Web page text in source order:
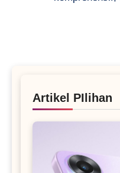
Artikel PIlihan